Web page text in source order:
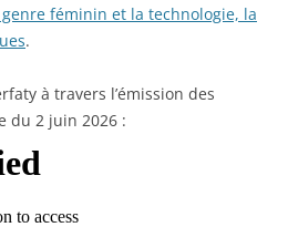
féminin et la technologie, la
.
à travers l’émission des
du 2 juin 2026 :